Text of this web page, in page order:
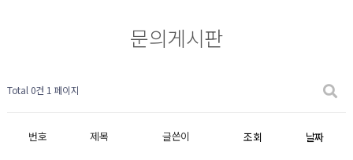
문의게시판
Total 0건 1 페이지
번호 제목 글쓴이 조회 날짜